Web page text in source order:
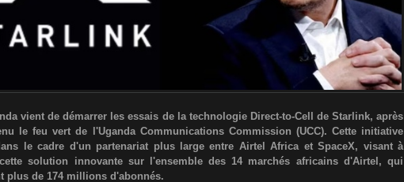
vient de démarrer les essais de la technologie Direct-to-Cell de Starlink, après
le feu vert de l'Uganda Communications Commission (UCC). Cette initiative
le cadre d'un partenariat plus large entre Airtel Africa et SpaceX, visant à
solution innovante sur l'ensemble des 14 marchés africains d'Airtel, qui
plus de 174 millions d'abonnés.